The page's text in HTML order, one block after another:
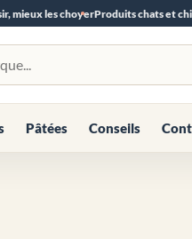
mieux les choyerProduits chats et
Pâtées Conseils